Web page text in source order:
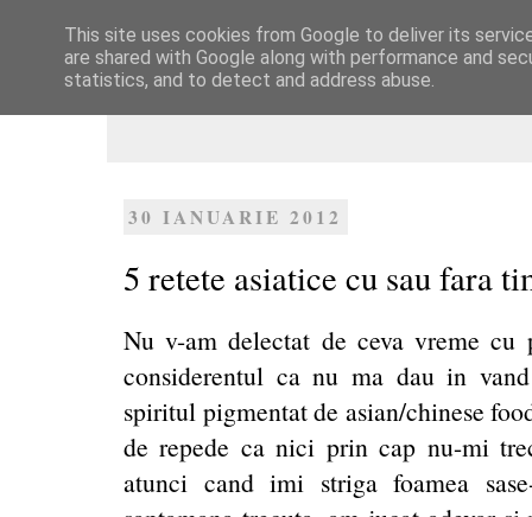
Dulcegarii culinare
30 IANUARIE 2012
5 retete asiatice cu sau fara
Nu v-am delectat de ceva vreme cu
considerentul ca nu ma dau in
spiritul pigmentat de asian/chinese
de repede ca nici prin cap nu-mi
atunci cand imi striga foamea
This site uses cookies from Google to deliver its
are shared with Google along with performance and
statistics, and to detect and address abuse.